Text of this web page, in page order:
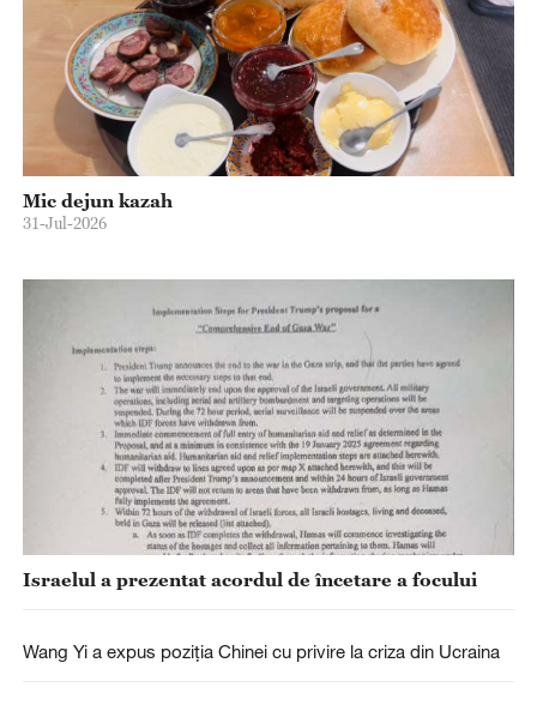
Mic dejun kazah
31-Jul-2026
Israelul a prezentat acordul de încetare a focului
Wang Yi a expus poziţia Chinei cu privire la criza din Ucraina